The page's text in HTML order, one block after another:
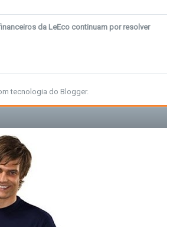
da LeEco continuam por resolver
tecnologia do Blogger.